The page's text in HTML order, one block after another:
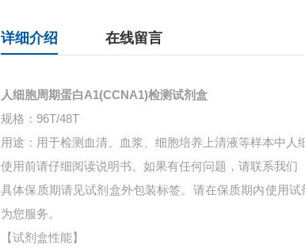
详细介绍 在线留言
人细胞周期蛋白A1(CCNA1)检测试剂盒
规格：96T/48T
用途：用于检测血清、血浆、细胞培养上清液等样本中 人
使用前请仔细阅读说明书。如果有任何问题，请联系我们
具体保质期请见试剂盒外包装标签。请在保质期内使用
为您服务。
【试剂盒性能】